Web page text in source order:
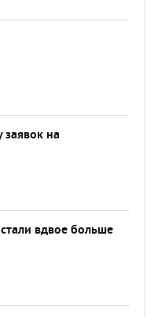
заявок на
вдвое больше